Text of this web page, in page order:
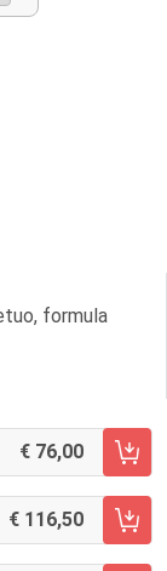
formula
76,00
116,50